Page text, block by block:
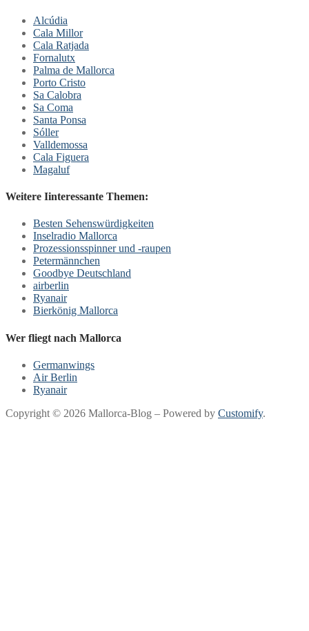
Alcúdia
Cala Millor
Cala Ratjada
Fornalutx
Palma de Mallorca
Porto Cristo
Sa Calobra
Sa Coma
Santa Ponsa
Sóller
Valldemossa
Cala Figuera
Magaluf
Weitere Iinteressante Themen:
Besten Sehenswürdigkeiten
Inselradio Mallorca
Prozessionsspinner und -raupen
Petermännchen
Goodbye Deutschland
airberlin
Ryanair
Bierkönig Mallorca
Wer fliegt nach Mallorca
Germanwings
Air Berlin
Ryanair
Copyright © 2026 Mallorca-Blog – Powered by Customify.